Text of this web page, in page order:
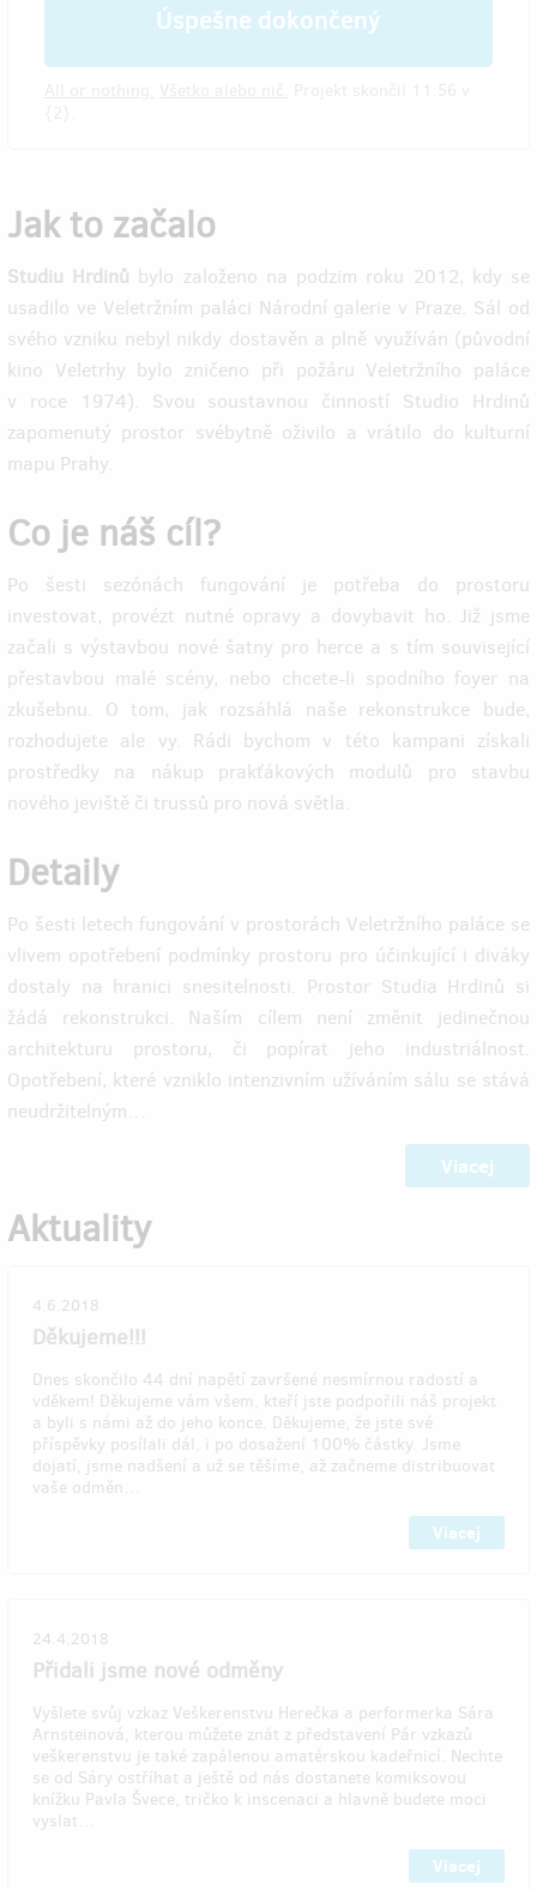
Úspešne dokončený
Jak to začalo
Studiu Hrdinů bylo založeno na podzim roku 2012, kdy se
usadilo ve Veletržním paláci Národní galerie v Praze. Sál od
svého vzniku nebyl nikdy dostavěn a plně využíván (původní
kino Veletrhy bylo zničeno při požáru Veletržního paláce
v roce 1974). Svou soustavnou činností Studio Hrdinů
zapomenutý prostor svébytně oživilo a vrátilo do kulturní
mapu Prahy.
Co je náš cíl?
Po šesti sezónách fungování je potřeba do prostoru
investovat, provézt nutné opravy a dovybavit ho. Již jsme
začali s výstavbou nové šatny pro herce a s tím související
přestavbou malé scény, nebo chcete-li spodního foyer na
zkušebnu. O tom, jak rozsáhlá naše rekonstrukce bude,
rozhodujete ale vy. Rádi bychom v této kampani získali
prostředky na nákup prakťákových modulů pro stavbu
nového jeviště či trussů pro nová světla.
Detaily
Po šesti letech fungování v prostorách Veletržního paláce se
vlivem opotřebení podmínky prostoru pro účinkující i diváky
dostaly na hranici snesitelnosti. Prostor Studia Hrdinů si
žádá rekonstrukci. Naším cílem není změnit jedinečnou
architekturu prostoru, či popírat jeho industriálnost.
Opotřebení, které vzniklo intenzivním užíváním sálu se stává
neudržitelným…
Viacej
Aktuality
4.6.2018
Děkujeme!!!
Dnes skončilo 44 dní napětí završené nesmírnou radostí a
vděkem! Děkujeme vám všem, kteří jste podpořili náš projekt
a byli s námi až do jeho konce. Děkujeme, že jste své
příspěvky posílali dál, i po dosažení 100% částky. Jsme
dojatí, jsme nadšení a už se těšíme, až začneme distribuovat
vaše odměn…
Viacej
24.4.2018
Přidali jsme nové odměny
Vyšlete svůj vzkaz Veškerenstvu Herečka a performerka Sára
Arnsteinová, kterou můžete znát z představení Pár vzkazů
veškerenstvu je také zapálenou amatérskou kadeřnicí. Nechte
se od Sáry ostříhat a ještě od nás dostanete komiksovou
knížku Pavla Švece, tričko k inscenaci a hlavně budete moci
vyslat…
Viacej